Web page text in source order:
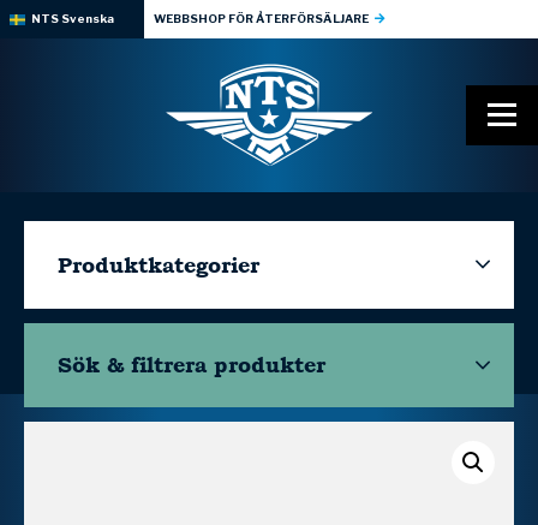
NTS Svenska WEBBSHOP FÖR ÅTERFÖRSÄLJARE
Produktkategorier
Sök & filtrera produkter